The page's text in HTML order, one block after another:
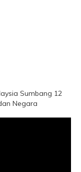
Sumbang 12
Negara